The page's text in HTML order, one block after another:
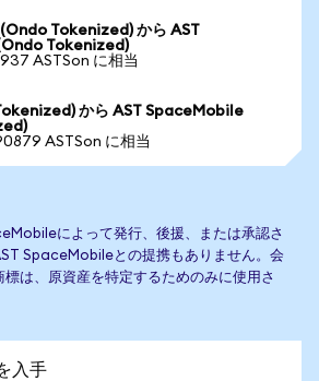
Tokenized) から AST
Tokenized)
ASTSon に相当
から AST SpaceMobile
ASTSon に相当
によって発行、後援、または承認さ
SpaceMobileとの提携もありません。会
は、原資産を特定するためのみに使用さ
入手